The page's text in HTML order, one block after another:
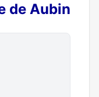
de Aubin